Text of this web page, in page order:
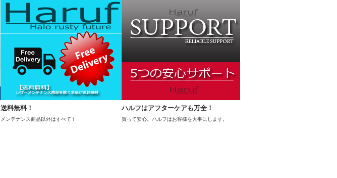
送料無料！
メンテナンス商品以外はすべて！
ハルフはアフターケアも万全！
買って安心。ハルフはお客様を大事にします。